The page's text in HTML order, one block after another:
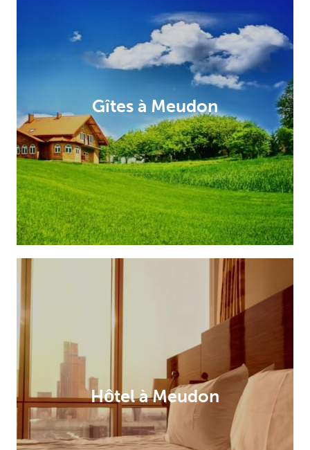
Gîtes à Meudon
Hôtel à Meudon